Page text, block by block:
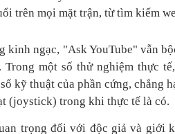
trên mọi mặt trận, từ tìm kiếm
kinh ngạc, "Ask YouTube" vẫn
một số thử nghiệm thực
kỹ thuật của phần cứng, chẳng
(joystick) trong khi thực tế là có.
trọng đối với độc giả và giới